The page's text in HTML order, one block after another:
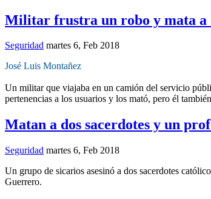
Militar frustra un robo y mata a
Seguridad martes 6, Feb 2018
José Luis Montañez
Un militar que viajaba en un camión del servicio
pertenencias a los usuarios y los mató, pero él
Matan a dos sacerdotes y un
Seguridad martes 6, Feb 2018
Un grupo de sicarios asesinó a dos sacerdotes
Guerrero.